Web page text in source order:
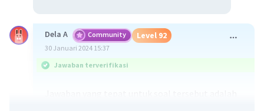
Dela A Community Level 92
30 Januari 2024 15:37
Jawaban terverifikasi